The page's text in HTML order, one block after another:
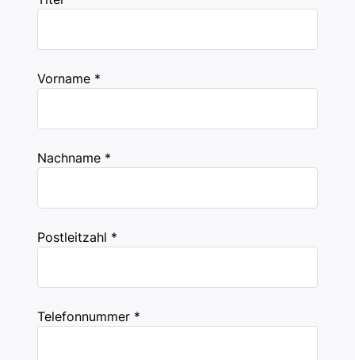
Vorname *
Nachname *
Postleitzahl *
Telefonnummer *